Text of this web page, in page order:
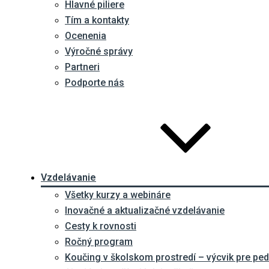
Hlavné piliere
Tím a kontakty
Ocenenia
Výročné správy
Partneri
Podporte nás
Vzdelávanie
Všetky kurzy a webináre
Inovačné a aktualizačné vzdelávanie
Cesty k rovnosti
Ročný program
Koučing v školskom prostredí – výcvik pre